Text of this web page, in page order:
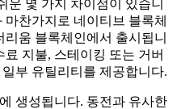
운 몇 가지 차이점이 있습니
찬가지로 네이티브 블록체
움 블록체인에서 출시됩니
지불, 스테이킹 또는 거버
부 유틸리티를 제공합니다.
생성됩니다. 동전과 유사한